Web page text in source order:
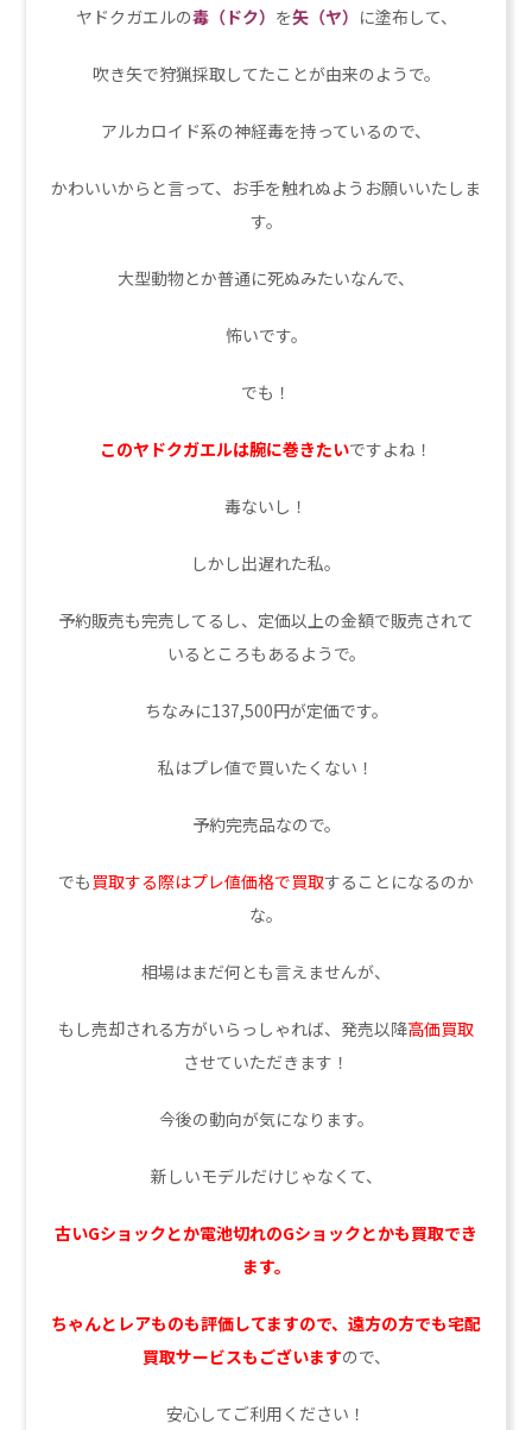
ヤドクガエルの毒（ドク） を矢（ヤ） に塗布して、
吹き矢で狩猟採取してたことが由来のようで。
アルカロイド系の神経毒を持っているので、
かわいいからと言って、お手を触れぬようお願いいたしま
す。
大型動物とか普通に死ぬみたいなんで、
怖いです。
でも！
このヤドクガエルは腕に巻きたいですよね！
毒ないし！
しかし出遅れた私。
予約販売も完売してるし、定価以上の金額で販売されて
いるところもあるようで。
ちなみに137,500円が定価です。
私はプレ値で買いたくない！
予約完売品なので。
でも 買取する際はプレ値価格で買取することになるのか
な。
相場はまだ何とも言えませんが、
もし売却される方がいらっしゃれば、発売以降高価買取
させていただきます！
今後の動向が気になります。
新しいモデルだけじゃなくて、
古いGショックとか電池切れのGショックとかも買取でき
ます。
ちゃんとレアものも評価してますので、遠方の方でも宅配
買取サービスもございますので、
安心してご利用ください！